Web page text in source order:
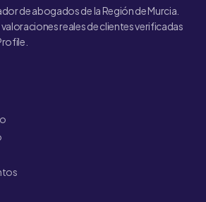
de abogados de la Región de Murcia.
reales de clientes verificadas